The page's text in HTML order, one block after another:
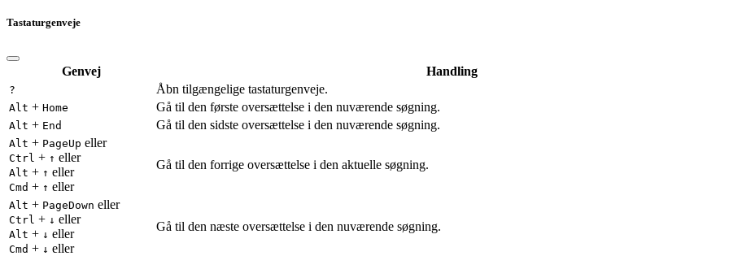
Tastaturgenveje
Genvej Handling
? Åbn tilgængelige tastaturgenveje.
Alt + Home Gå til den første oversættelse i den nuværende søgning.
Alt + End Gå til den sidste oversættelse i den nuværende søgning.
Alt + PageUp eller
Ctrl + ↑ eller
Alt + ↑ eller
Cmd + ↑ eller
Gå til den forrige oversættelse i den aktuelle søgning.
Alt + PageDown eller
Ctrl + ↓ eller
Alt + ↓ eller
Cmd + ↓ eller
Gå til den næste oversættelse i den nuværende søgning.